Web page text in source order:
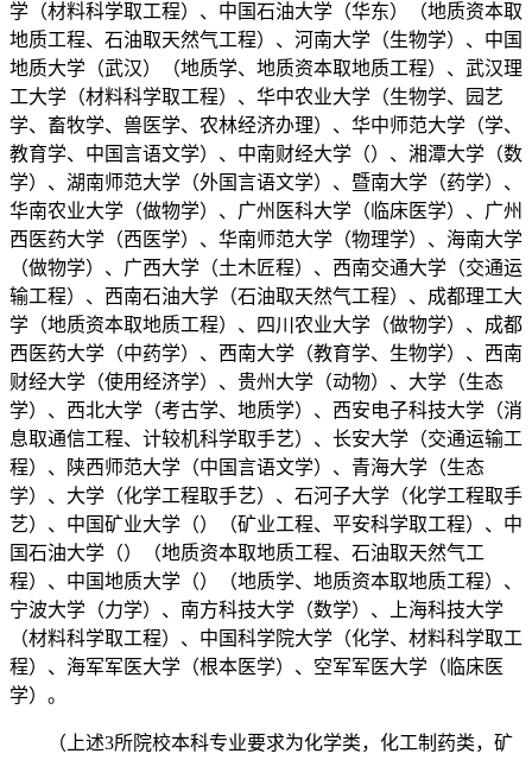
学（材料科学取工程）、中国石油大学（华东）（地质资本取
地质工程、石油取天然气工程）、河南大学（生物学）、中国
地质大学（武汉）（地质学、地质资本取地质工程）、武汉理
工大学（材料科学取工程）、华中农业大学（生物学、园艺
学、畜牧学、兽医学、农林经济办理）、华中师范大学（学、
教育学、中国言语文学）、中南财经大学（）、湘潭大学（数
学）、湖南师范大学（外国言语文学）、暨南大学（药学）、
华南农业大学（做物学）、广州医科大学（临床医学）、广州
西医药大学（西医学）、华南师范大学（物理学）、海南大学
（做物学）、广西大学（土木匠程）、西南交通大学（交通运
输工程）、西南石油大学（石油取天然气工程）、成都理工大
学（地质资本取地质工程）、四川农业大学（做物学）、成都
西医药大学（中药学）、西南大学（教育学、生物学）、西南
财经大学（使用经济学）、贵州大学（动物）、大学（生态
学）、西北大学（考古学、地质学）、西安电子科技大学（消
息取通信工程、计较机科学取手艺）、长安大学（交通运输工
程）、陕西师范大学（中国言语文学）、青海大学（生态
学）、大学（化学工程取手艺）、石河子大学（化学工程取手
艺）、中国矿业大学（）（矿业工程、平安科学取工程）、中
国石油大学（）（地质资本取地质工程、石油取天然气工
程）、中国地质大学（）（地质学、地质资本取地质工程）、
宁波大学（力学）、南方科技大学（数学）、上海科技大学
（材料科学取工程）、中国科学院大学（化学、材料科学取工
程）、海军军医大学（根本医学）、空军军医大学（临床医
学）。
（上述3所院校本科专业要求为化学类，化工制药类，矿